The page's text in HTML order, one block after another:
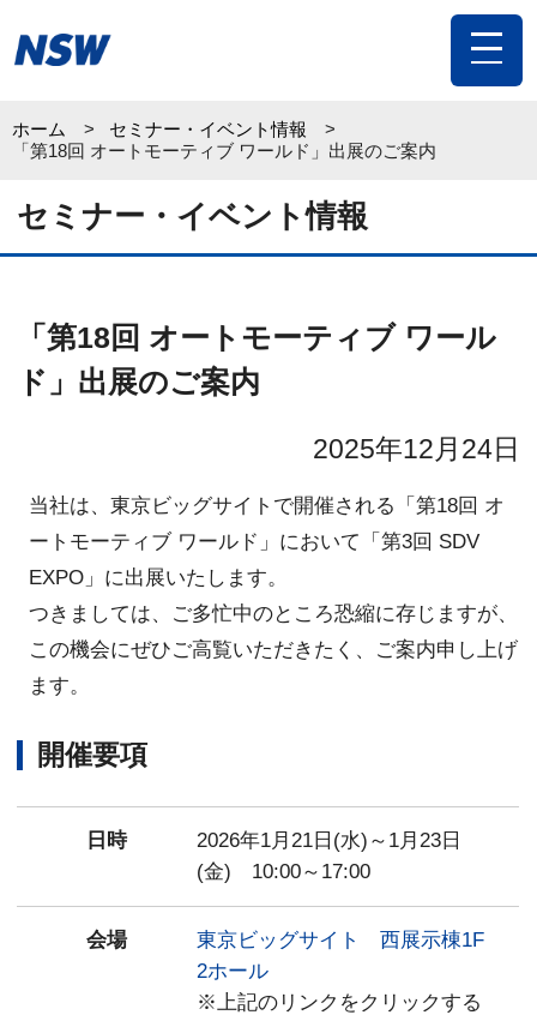
toggle
ホーム
セミナー・イベント情報
「第18回 オートモーティブ ワールド」出展のご案内
セミナー・イベント情報
「第18回 オートモーティブ ワール
ド」出展のご案内
2025年12月24日
当社は、東京ビッグサイトで開催される「第18回 オ
ートモーティブ ワールド」において「第3回 SDV
EXPO」に出展いたします。
つきましては、ご多忙中のところ恐縮に存じますが、
この機会にぜひご高覧いただきたく、ご案内申し上げ
ます。
開催要項
日時
2026年1月21日(水)～1月23日
(金) 10:00～17:00
会場
東京ビッグサイト 西展示棟1F
2ホール
※上記のリンクをクリックする